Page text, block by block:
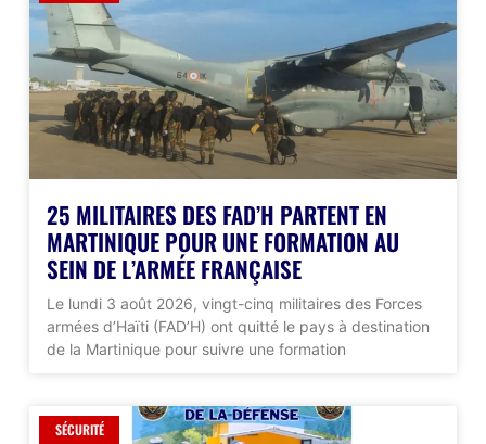
25 MILITAIRES DES FAD’H PARTENT EN
MARTINIQUE POUR UNE FORMATION AU
SEIN DE L’ARMÉE FRANÇAISE
Le lundi 3 août 2026, vingt-cinq militaires des Forces
armées d’Haïti (FAD’H) ont quitté le pays à destination
de la Martinique pour suivre une formation
SÉCURITÉ